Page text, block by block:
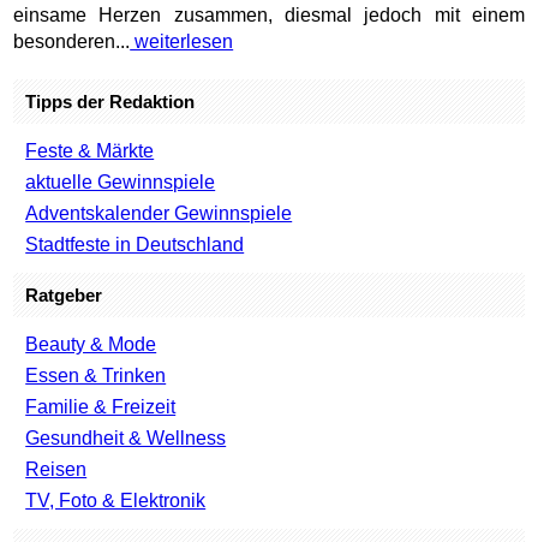
einsame Herzen zusammen, diesmal jedoch mit einem
besonderen... weiterlesen
Tipps der Redaktion
Feste & Märkte
aktuelle Gewinnspiele
Adventskalender Gewinnspiele
Stadtfeste in Deutschland
Ratgeber
Beauty & Mode
Essen & Trinken
Familie & Freizeit
Gesundheit & Wellness
Reisen
TV, Foto & Elektronik